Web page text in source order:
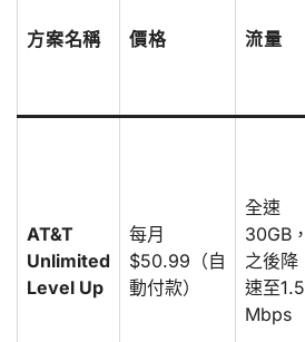
方案名稱 價格 流量
AT&T
Unlimited
Level Up
每月
$50.99（自
動付款）
全速
30GB，
之後降
速至1.5
Mbps